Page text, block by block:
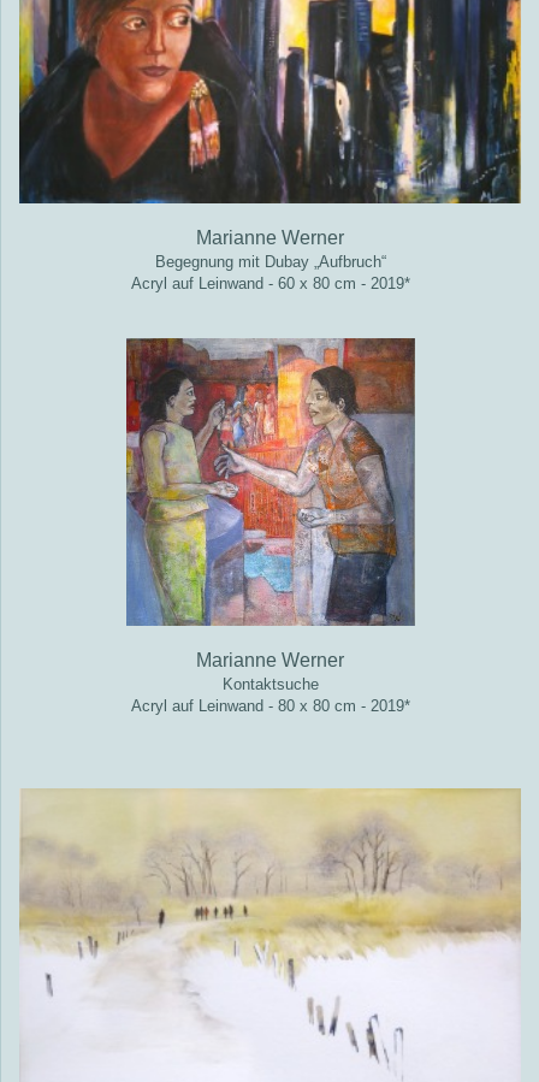
Marianne Werner
Begegnung mit Dubay „Aufbruch“
Acryl auf Leinwand - 60 x 80 cm - 2019*
Marianne Werner
Kontaktsuche
Acryl auf Leinwand - 80 x 80 cm - 2019*